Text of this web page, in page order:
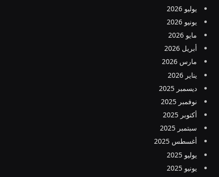
يوليو 2026
يونيو 2026
مايو 2026
أبريل 2026
مارس 2026
يناير 2026
ديسمبر 2025
نوفمبر 2025
أكتوبر 2025
سبتمبر 2025
أغسطس 2025
يوليو 2025
يونيو 2025